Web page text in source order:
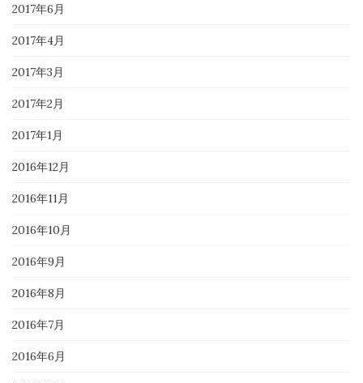
2017年6月
2017年4月
2017年3月
2017年2月
2017年1月
2016年12月
2016年11月
2016年10月
2016年9月
2016年8月
2016年7月
2016年6月